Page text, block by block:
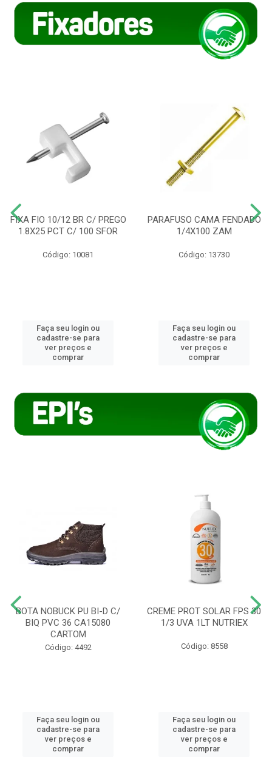
FIXA FIO 10/12 BR C/ PREGO
1.8X25 PCT C/ 100 SFOR
Código: 10081
Faça seu login ou
cadastre-se para
ver preços e
comprar
PARAFUSO CAMA FENDADO
1/4X100 ZAM
Código: 13730
Faça seu login ou
cadastre-se para
ver preços e
comprar
BOTA NOBUCK PU BI-D C/
BIQ PVC 36 CA15080
CARTOM
Código: 4492
Faça seu login ou
cadastre-se para
ver preços e
comprar
CREME PROT SOLAR FPS 30
1/3 UVA 1LT NUTRIEX
Código: 8558
Faça seu login ou
cadastre-se para
ver preços e
comprar